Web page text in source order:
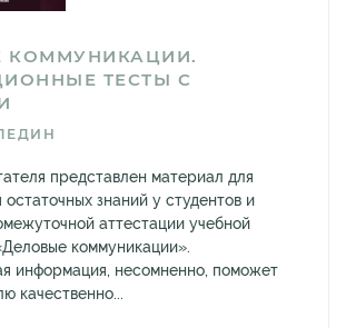
КОММУНИКАЦИИ.
ТЕСТЫ С
представлен материал для
остаточных знаний у студентов и
аттестации учебной
коммуникации».
информация, несомненно, поможет
качественно...